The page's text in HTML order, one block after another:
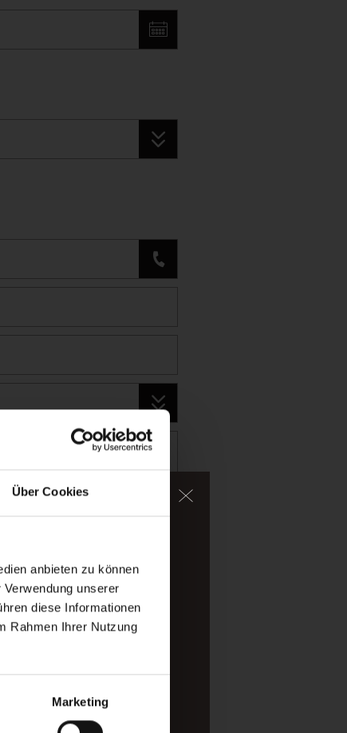
Über Cookies
anbieten zu können
unserer
diese Informationen
Rahmen Ihrer Nutzung
Marketing
alpine mountains of
arrived.